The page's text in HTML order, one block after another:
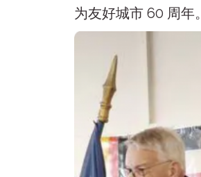
为友好城市 60 周年。